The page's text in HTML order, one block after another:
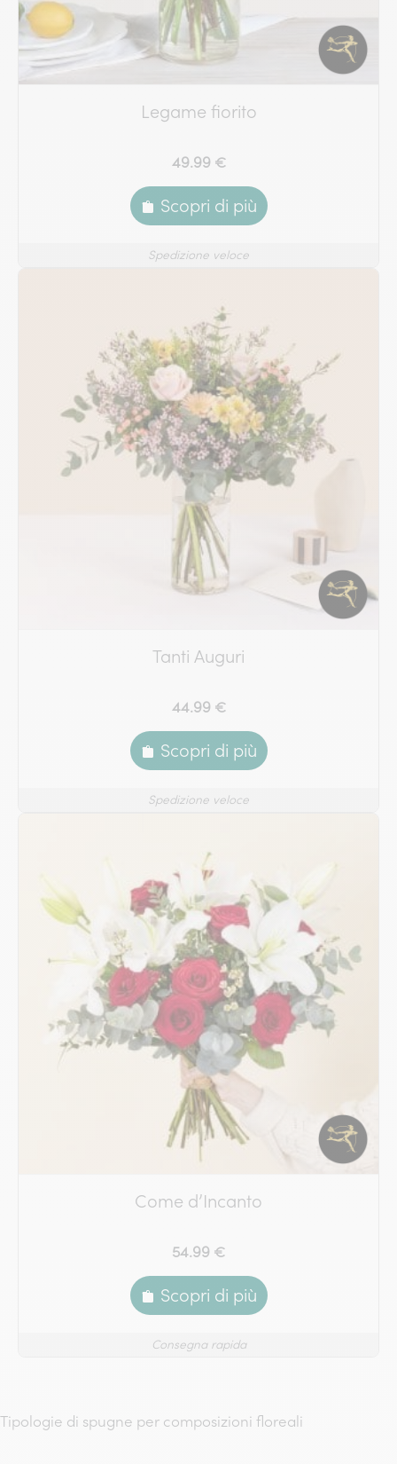
Legame fiorito
49.99 €
Scopri di più
Spedizione veloce
Tanti Auguri
44.99 €
Scopri di più
Spedizione veloce
Come d’Incanto
54.99 €
Scopri di più
Consegna rapida
Tipologie di spugne per composizioni floreali